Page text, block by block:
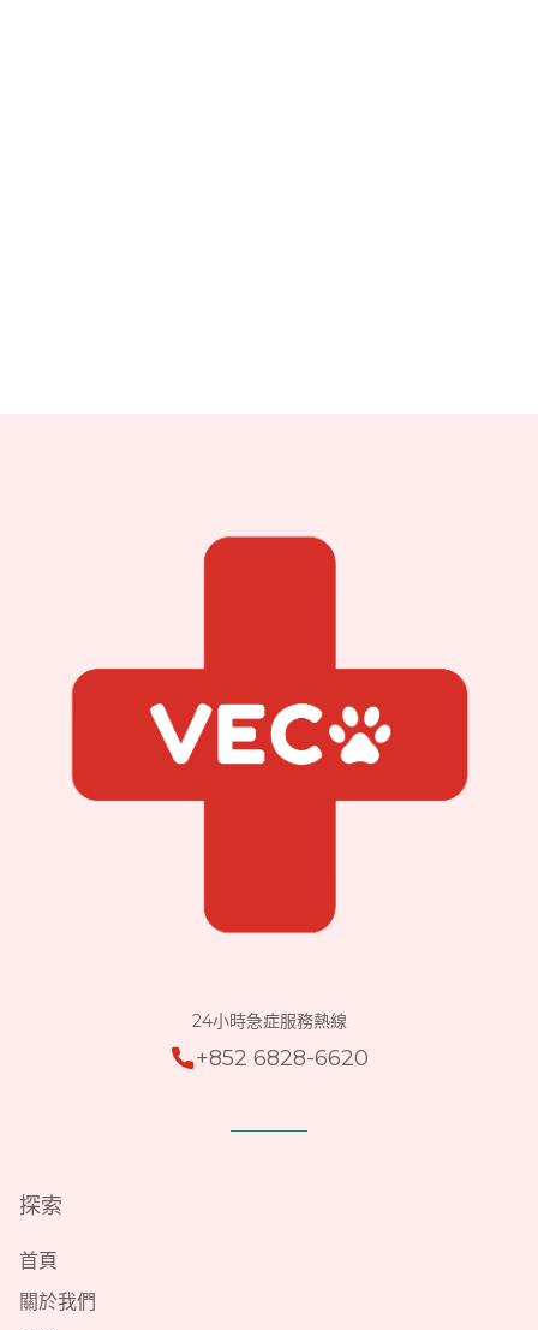
24小時急症服務熱線
+852 6828-6620
探索
首頁
關於我們